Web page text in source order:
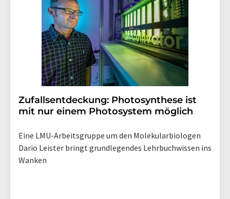
Zufallsentdeckung: Photosynthese ist
mit nur einem Photosystem möglich
Eine LMU-Arbeitsgruppe um den Molekularbiologen
Dario Leister bringt grundlegendes Lehrbuchwissen ins
Wanken